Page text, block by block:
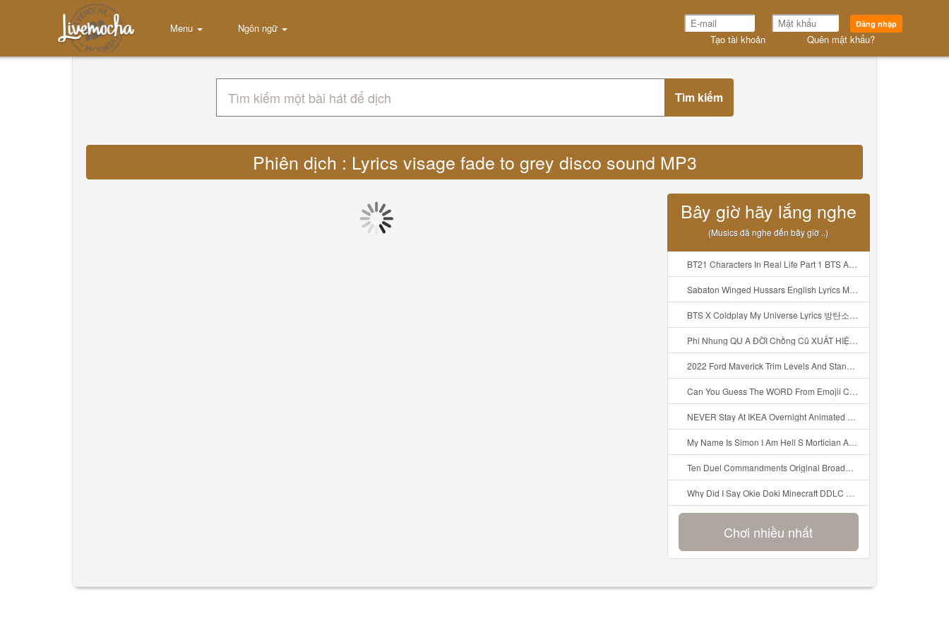
Đăng nhập
Tạo tài khoản Quên mật khẩu?
Menu Ngôn ngữ
Tìm kiếm
Phiên dịch : Lyrics visage fade to grey disco sound MP3
Bây giờ hãy lắng nghe
(Musics đã nghe đến bây giờ ..)
BT21 Characters In Real Life Part 1 BTS AND BT21 방탄소년단 BT21 BT21아가들은 아빠조아 따라쟁이들 BTS Vs BT21 Mp3
Sabaton Winged Hussars English Lyrics Mp3
BTS X Coldplay My Universe Lyrics 방탄소년단 콜드플레이 My Universe 가사 Color Coded Lyrics Han Rom Eng Mp3
Phi Nhung QU A ĐỜI Chồng Cũ XUẤT HIỆN Khóc Hối Hận Vì Làm Điều KHỦNG KHIẾP Với Cô Mp3
2022 Ford Maverick Trim Levels And Standard Features Explained Mp3
Can You Guess The WORD From Emojii COMPOUND WORD EMOJII CHALLENGE 90 PEOPLE FAIL Guess Mp3
NEVER Stay At IKEA Overnight Animated SCP 3008 Horror Story Mp3
My Name Is Simon I Am Hell S Mortician And I Am Going To Kill God Creepypasta Mp3
Ten Duel Commandments Original Broadway Cast Of Hamilton Lyrics Mp3
Why Did I Say Okie Doki Minecraft DDLC Animated Music Video Song By The Stupendium Mp3
Chơi nhiều nhất
LivemochaLearn